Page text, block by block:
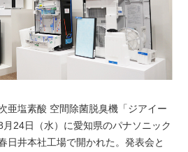
亜塩素酸 空間除菌脱臭機「ジアイー
月24日（水）に愛知県のパナソニック
日井本社工場で開かれた。発表会と